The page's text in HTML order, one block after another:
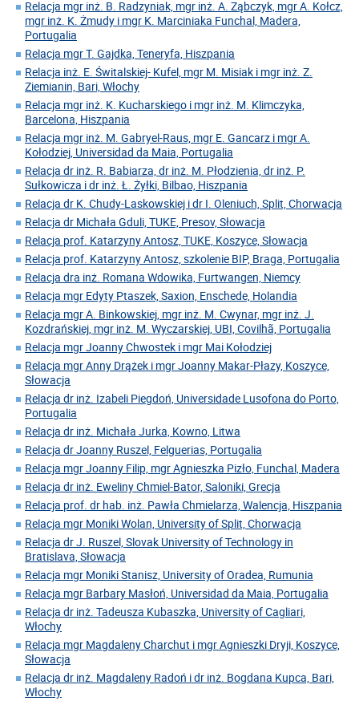
Relacja mgr inż. B. Radzyniak, mgr inż. A. Ząbczyk, mgr A. Kołcz,
mgr inż. K. Żmudy i mgr K. Marciniaka Funchal, Madera,
Portugalia
Relacja mgr T. Gajdka, Teneryfa, Hiszpania
Relacja inż. E. Świtalskiej- Kufel, mgr M. Misiak i mgr inż. Z.
Ziemianin, Bari, Włochy
Relacja mgr inż. K. Kucharskiego i mgr inż. M. Klimczyka,
Barcelona, Hiszpania
Relacja mgr inż. M. Gabryel-Raus, mgr E. Gancarz i mgr A.
Kołodziej, Universidad da Maia, Portugalia
Relacja dr inż. R. Babiarza, dr inż. M. Płodzienia, dr inż. P.
Sułkowicza i dr inż. Ł. Żyłki, Bilbao, Hiszpania
Relacja dr K. Chudy-Laskowskiej i dr I. Oleniuch, Split, Chorwacja
Relacja dr Michała Gduli, TUKE, Presov, Słowacja
Relacja prof. Katarzyny Antosz, TUKE, Koszyce, Słowacja
Relacja prof. Katarzyny Antosz, szkolenie BIP, Braga, Portugalia
Relacja dra inż. Romana Wdowika, Furtwangen, Niemcy
Relacja mgr Edyty Ptaszek, Saxion, Enschede, Holandia
Relacja mgr A. Binkowskiej, mgr inż. M. Cwynar, mgr inż. J.
Kozdrańskiej, mgr inż. M. Wyczarskiej, UBI, Covilhã, Portugalia
Relacja mgr Joanny Chwostek i mgr Mai Kołodziej
Relacja mgr Anny Drążek i mgr Joanny Makar-Płazy, Koszyce,
Słowacja
Relacja dr inż. Izabeli Piegdoń, Universidade Lusofona do Porto,
Portugalia
Relacja dr inż. Michała Jurka, Kowno, Litwa
Relacja dr Joanny Ruszel, Felguerias, Portugalia
Relacja mgr Joanny Filip, mgr Agnieszka Pizło, Funchal, Madera
Relacja dr inż. Eweliny Chmiel-Bator, Saloniki, Grecja
Relacja prof. dr hab. inż. Pawła Chmielarza, Walencja, Hiszpania
Relacja mgr Moniki Wolan, University of Split, Chorwacja
Relacja dr J. Ruszel, Slovak University of Technology in
Bratislava, Słowacja
Relacja mgr Moniki Stanisz, University of Oradea, Rumunia
Relacja mgr Barbary Masłoń, Universidad da Maia, Portugalia
Relacja dr inż. Tadeusza Kubaszka, University of Cagliari,
Włochy
Relacja mgr Magdaleny Charchut i mgr Agnieszki Dryji, Koszyce,
Słowacja
Relacja dr inż. Magdaleny Radoń i dr inż. Bogdana Kupca, Bari,
Włochy